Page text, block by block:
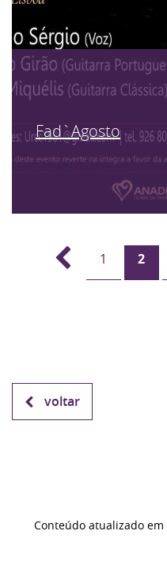
Fad`Agosto
1 2
voltar
Conteúdo atualizado em